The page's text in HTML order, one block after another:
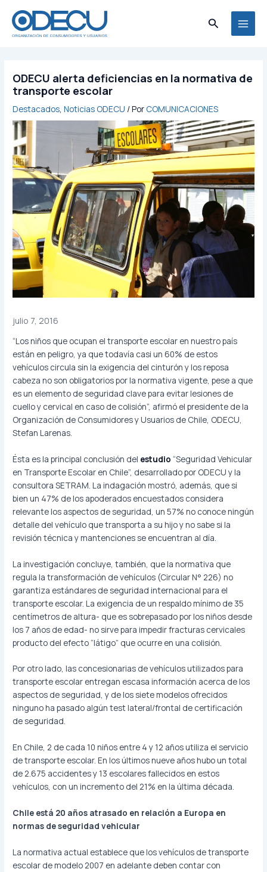
contenido
Buscar
ODECU alerta deficiencias en la normativa de
transporte escolar
Destacados,Noticias ODECU / Por COMUNICACIONES
julio 7, 2016
“Los niños que ocupan el transporte escolar en nuestro país
están en peligro, ya que todavía casi un 60% de estos
vehículos circula sin la exigencia del cinturón y los reposa
cabeza no son obligatorios por la normativa vigente, pese a que
es un elemento de seguridad clave para evitar lesiones de
cuello y cervical en caso de colisión”, afirmó el presidente de la
Organización de Consumidores y Usuarios de Chile, ODECU,
Stefan Larenas.
Ésta es la principal conclusión del estudio “Seguridad Vehicular
en Transporte Escolar en Chile”, desarrollado por ODECU y la
consultora SETRAM. La indagación mostró, además, que si
bien un 47% de los apoderados encuestados considera
relevante los aspectos de seguridad, un 57% no conoce ningún
detalle del vehículo que transporta a su hijo y no sabe si la
revisión técnica y mantenciones se encuentran al día.
La investigación concluye, también, que la normativa que
regula la transformación de vehículos (Circular N° 226) no
garantiza estándares de seguridad internacional para el
transporte escolar. La exigencia de un respaldo mínimo de 35
centímetros de altura- que es sobrepasado por los niños desde
los 7 años de edad- no sirve para impedir fracturas cervicales
producto del efecto “látigo” que ocurre en una colisión.
Por otro lado, las concesionarias de vehículos utilizados para
transporte escolar entregan escasa información acerca de los
aspectos de seguridad, y de los siete modelos ofrecidos
ninguno ha pasado algún test lateral/frontal de certificación
de seguridad.
En Chile, 2 de cada 10 niños entre 4 y 12 años utiliza el servicio
de transporte escolar. En los últimos nueve años hubo un total
de 2.675 accidentes y 13 escolares fallecidos en estos
vehículos, con un incremento del 21% en la última década.
Chile está 20 años atrasado en relación a Europa en
normas de seguridad vehicular
La normativa actual establece que los vehículos de transporte
escolar de modelo 2007 en adelante deben contar con